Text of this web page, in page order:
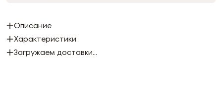
Описание
Характеристики
Загружаем доставки...